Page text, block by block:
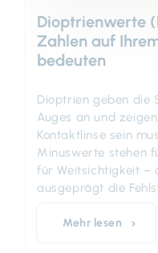
Dioptrienwerte
Zahlen auf
bedeuten
Dioptrien geben die
Auges an und
Kontaktlinse sein
Minuswerte stehen
für Weitsichtigkeit –
ausgeprägt die
Mehr lesen